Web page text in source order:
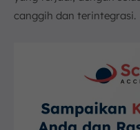
canggih dan terintegrasi.